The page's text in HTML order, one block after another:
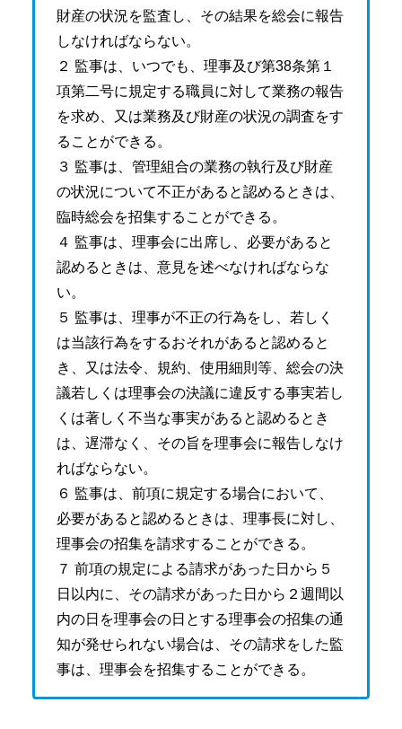
財産の状況を監査し、その結果を総会に報告
しなければならない。
２ 監事は、いつでも、理事及び第38条第１
項第二号に規定する職員に対して業務の報告
を求め、又は業務及び財産の状況の調査をす
ることができる。
３ 監事は、管理組合の業務の執行及び財産
の状況について不正があると認めるときは、
臨時総会を招集することができる。
４ 監事は、理事会に出席し、必要があると
認めるときは、意見を述べなければならな
い。
５ 監事は、理事が不正の行為をし、若しく
は当該行為をするおそれがあると認めると
き、又は法令、規約、使用細則等、総会の決
議若しくは理事会の決議に違反する事実若し
くは著しく不当な事実があると認めるとき
は、遅滞なく、その旨を理事会に報告しなけ
ればならない。
６ 監事は、前項に規定する場合において、
必要があると認めるときは、理事長に対し、
理事会の招集を請求することができる。
７ 前項の規定による請求があった日から５
日以内に、その請求があった日から２週間以
内の日を理事会の日とする理事会の招集の通
知が発せられない場合は、その請求をした監
事は、理事会を招集することができる。